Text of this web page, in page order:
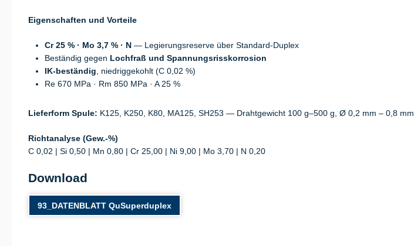
Eigenschaften und Vorteile
Cr 25 % · Mo 3,7 % · N — Legierungsreserve über Standard-Duplex
Beständig gegen Lochfraß und Spannungsrisskorrosion
IK-beständig , niedriggekohlt (C 0,02 %)
Re 670 MPa · Rm 850 MPa · A 25 %
Lieferform Spule: K125, K250, K80, MA125, SH253 — Drahtgewicht 100 g–500 g, Ø 0,2 mm – 0,8 mm.
Richtanalyse (Gew.-%)
C 0,02 | Si 0,50 | Mn 0,80 | Cr 25,00 | Ni 9,00 | Mo 3,70 | N 0,20
Download
93_DATENBLATT QuSuperduplex